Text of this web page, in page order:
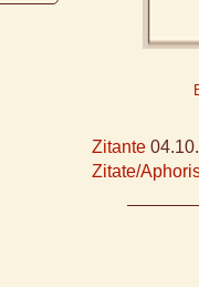
Zitante
Zitate/